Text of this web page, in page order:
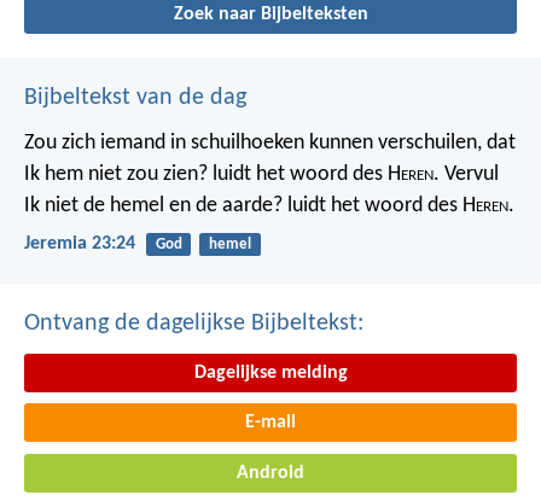
Zoek naar Bijbelteksten
Bijbeltekst van de dag
Zou zich iemand in schuilhoeken kunnen verschuilen, dat
Ik hem niet zou zien? luidt het woord des Heren. Vervul
Ik niet de hemel en de aarde? luidt het woord des Heren.
Jeremia 23:24 God hemel
Ontvang de dagelijkse Bijbeltekst:
Dagelijkse melding
E-mail
Android